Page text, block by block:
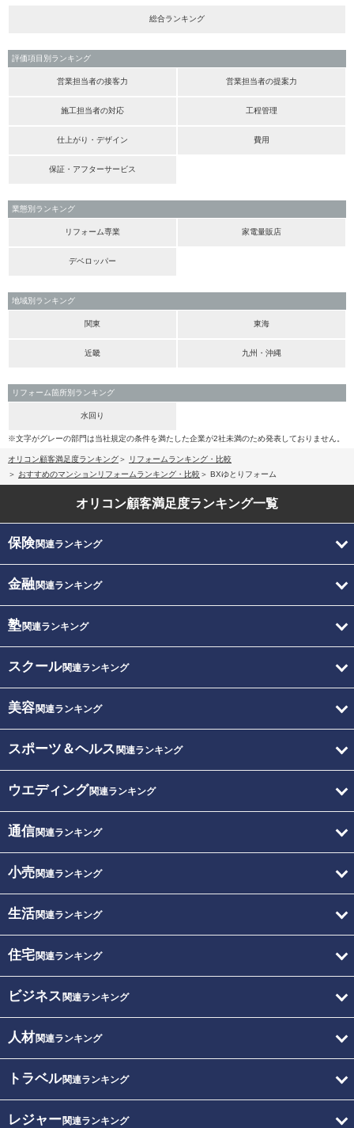
総合ランキング
評価項目別ランキング
営業担当者の接客力 営業担当者の提案力
施工担当者の対応 工程管理
仕上がり・デザイン 費用
保証・アフターサービス
業態別ランキング
リフォーム専業 家電量販店
デベロッパー
地域別ランキング
関東 東海
近畿 九州・沖縄
リフォーム箇所別ランキング
水回り
※文字がグレーの部門は当社規定の条件を満たした企業が2社未満のため発表しておりません。
オリコン顧客満足度ランキング
リフォームランキング・比較
おすすめのマンションリフォームランキング・比較
BXゆとりフォーム
オリコン顧客満足度ランキング一覧
保険関連ランキング
金融関連ランキング
塾関連ランキング
スクール関連ランキング
美容関連ランキング
スポーツ＆ヘルス 関連ランキング
ウエディング関連ランキング
通信関連ランキング
小売関連ランキング
生活関連ランキング
住宅関連ランキング
ビジネス 関連ランキング
人材関連ランキング
トラベル関連ランキング
レジャー関連ランキング